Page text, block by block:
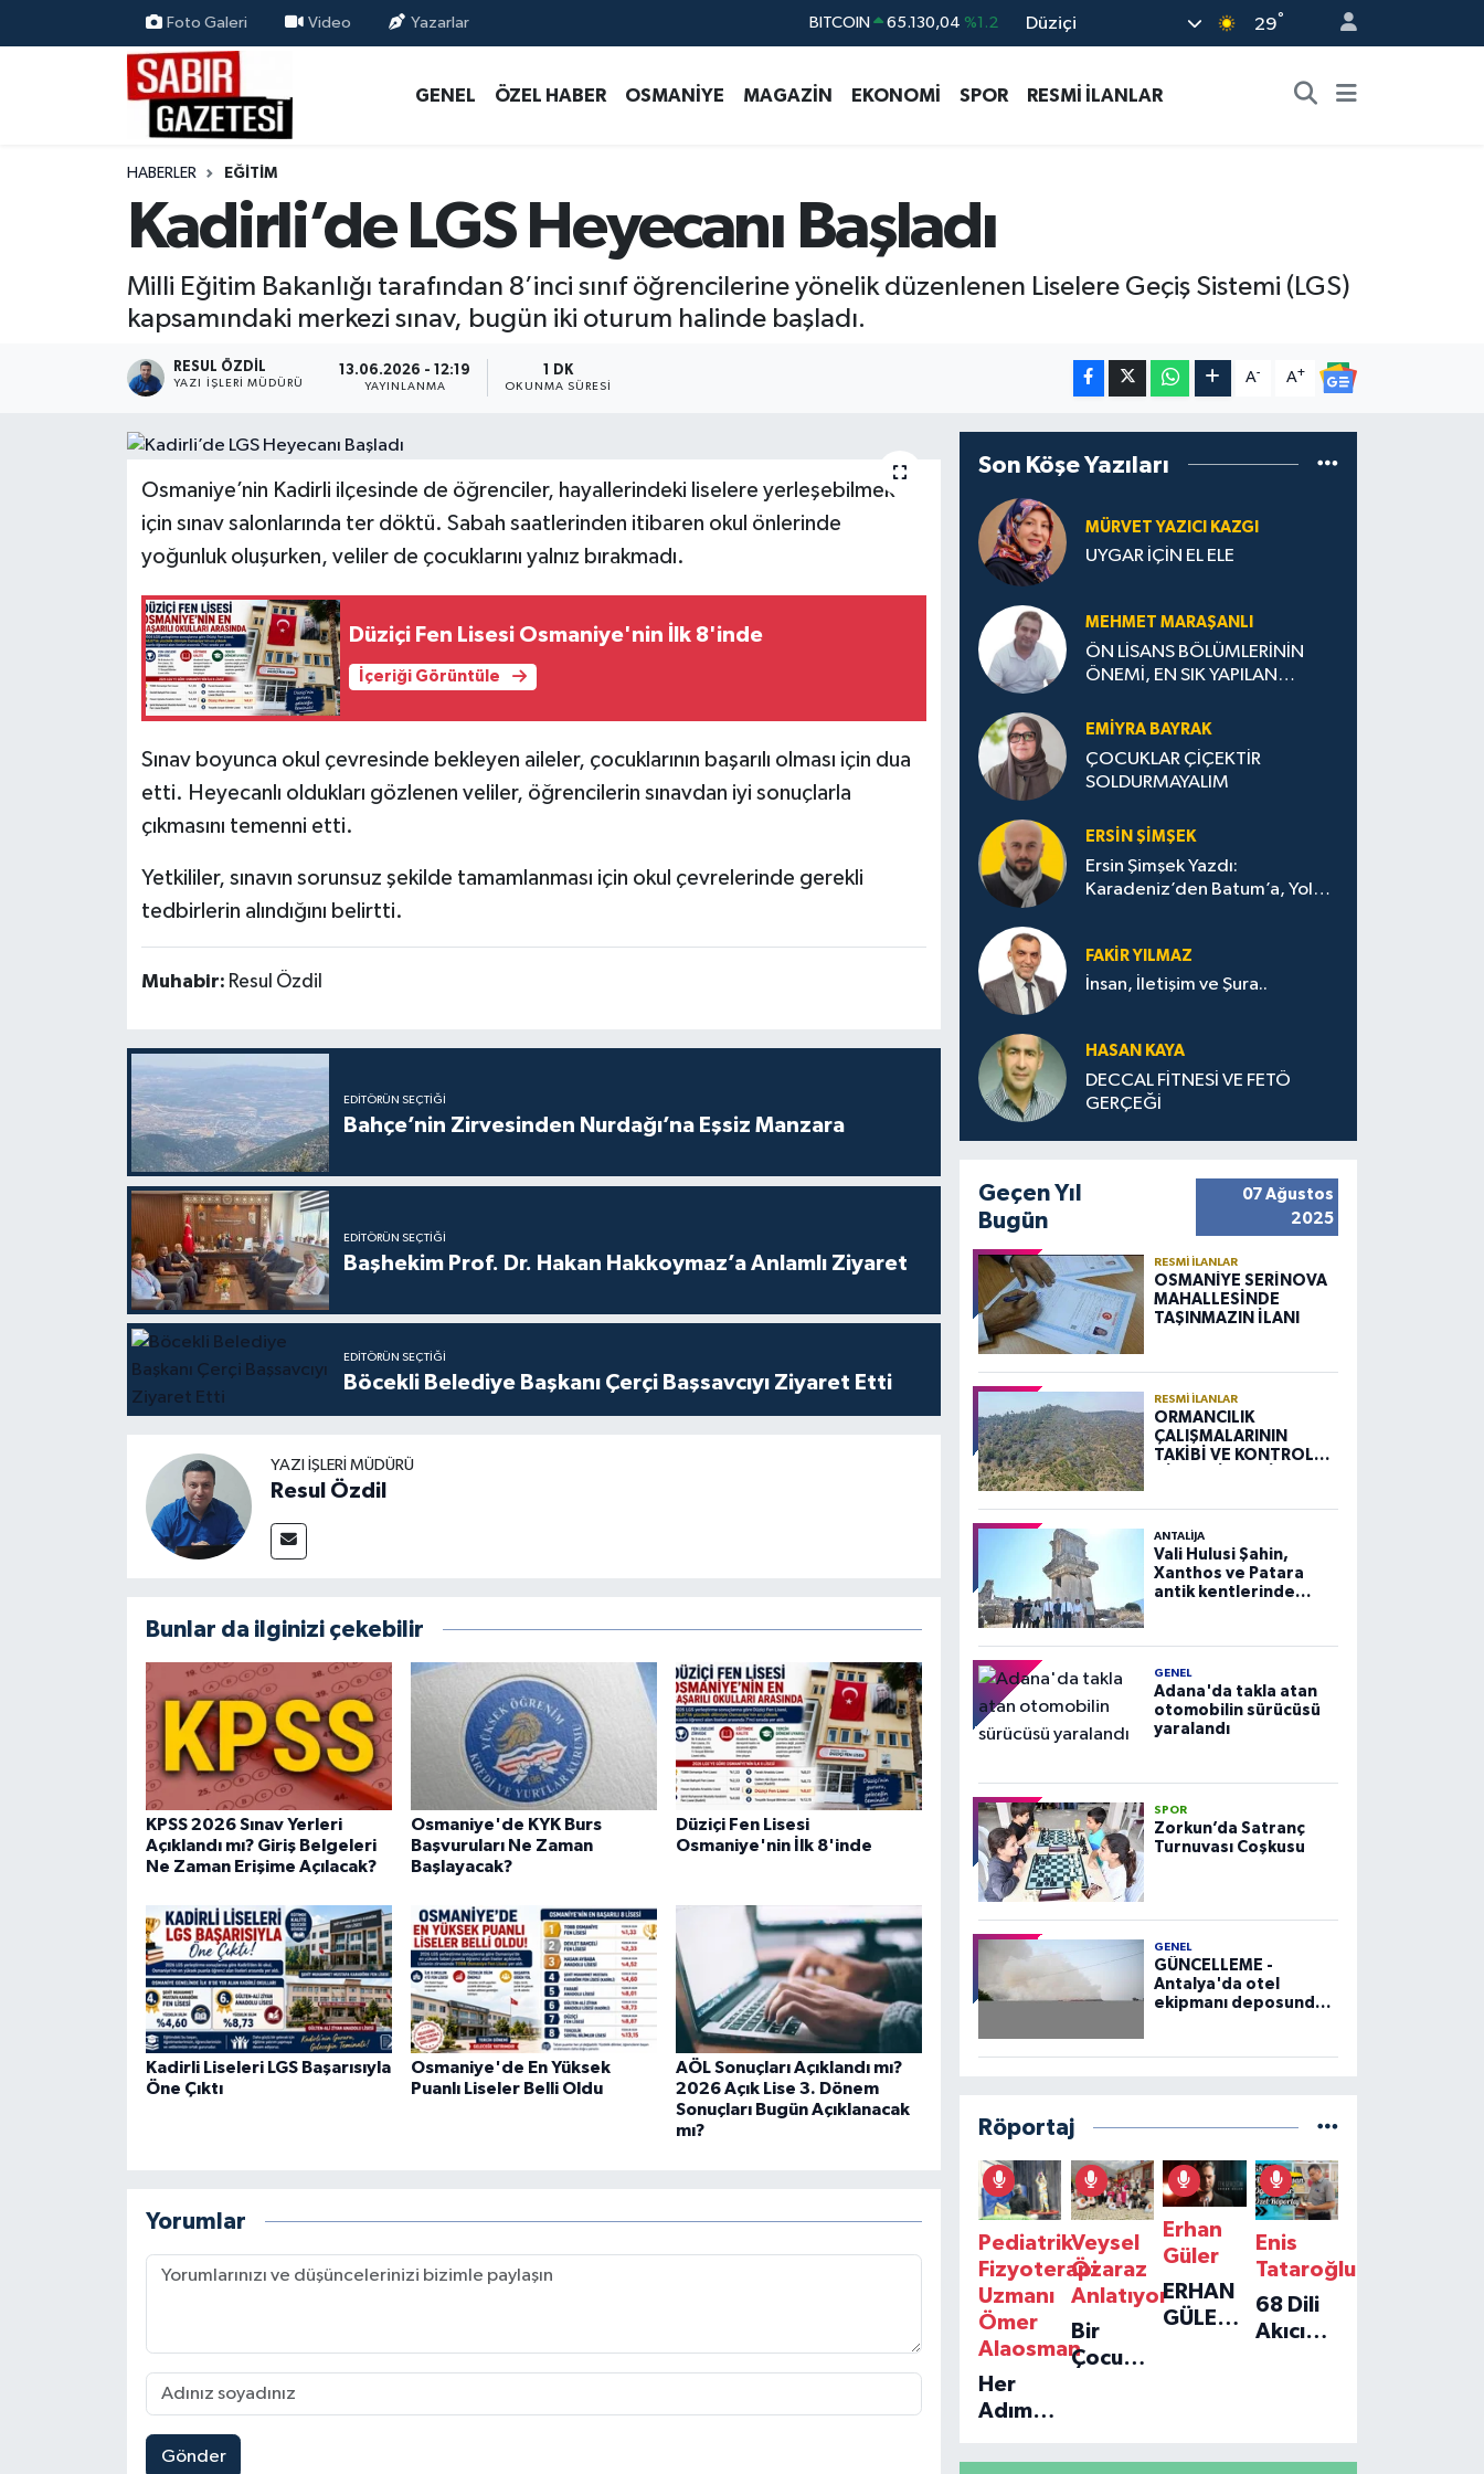
Foto Galeri Video Yazarlar DOLAR 47,7106 %0.17
STERLİN 64,4046 %0.35
Düziçi 29°
GENEL ÖZEL HABER OSMANİYE MAGAZİN EKONOMİ SPOR RESMİ İLANLAR
HABERLER EĞITIM
Kadirli’de LGS Heyecanı Başladı
Milli Eğitim Bakanlığı tarafından 8’inci sınıf öğrencilerine yönelik düzenlenen Liselere Geçiş Sistemi (LGS)
kapsamındaki merkezi sınav, bugün iki oturum halinde başladı.
RESUL ÖZDIL
YAZI İŞLERI MÜDÜRÜ
13.06.2026 - 12:19
YAYINLANMA
1 DK
OKUNMA SÜRESI
A- A+
Osmaniye’nin Kadirli ilçesinde de öğrenciler, hayallerindeki liselere yerleşebilmek
için sınav salonlarında ter döktü. Sabah saatlerinden itibaren okul önlerinde
yoğunluk oluşurken, veliler de çocuklarını yalnız bırakmadı.
Düziçi Fen Lisesi Osmaniye'nin İlk 8'inde
İçeriği Görüntüle
Sınav boyunca okul çevresinde bekleyen aileler, çocuklarının başarılı olması için dua
etti. Heyecanlı oldukları gözlenen veliler, öğrencilerin sınavdan iyi sonuçlarla
çıkmasını temenni etti.
Yetkililer, sınavın sorunsuz şekilde tamamlanması için okul çevrelerinde gerekli
tedbirlerin alındığını belirtti.
Muhabir: Resul Özdil
EDITÖRÜN SEÇTIĞI
Bahçe’nin Zirvesinden Nurdağı’na Eşsiz Manzara
EDITÖRÜN SEÇTIĞI
Başhekim Prof. Dr. Hakan Hakkoymaz’a Anlamlı Ziyaret
EDITÖRÜN SEÇTIĞI
Böcekli Belediye Başkanı Çerçi Başsavcıyı Ziyaret Etti
YAZI İŞLERI MÜDÜRÜ
Resul Özdil
Bunlar da ilginizi çekebilir
KPSS 2026 Sınav Yerleri
Açıklandı mı? Giriş Belgeleri
Ne Zaman Erişime Açılacak?
Osmaniye'de KYK Burs
Başvuruları Ne Zaman
Başlayacak?
Düziçi Fen Lisesi
Osmaniye'nin İlk 8'inde
Kadirli Liseleri LGS Başarısıyla
Öne Çıktı
Osmaniye'de En Yüksek
Puanlı Liseler Belli Oldu
AÖL Sonuçları Açıklandı mı?
2026 Açık Lise 3. Dönem
Sonuçları Bugün Açıklanacak
mı?
Yorumlar
Gönder
Son Köşe Yazıları
MÜRVET YAZICI KAZGI
UYGAR İÇİN EL ELE
MEHMET MARAŞANLI
ÖN LİSANS BÖLÜMLERİNİN
ÖNEMİ, EN SIK YAPILAN
STRATEJİLERİ
EMIYRA BAYRAK
ÇOCUKLAR ÇİÇEKTİR
SOLDURMAYALIM
ERSIN ŞIMŞEK
Ersin Şimşek Yazdı:
Karadeniz’den Batum’a, Yolun
FAKIR YILMAZ
İnsan, İletişim ve Şura..
HASAN KAYA
DECCAL FİTNESİ VE FETÖ
GERÇEĞİ
Geçen Yıl
Bugün
07 Ağustos
2025
RESMI İLANLAR
OSMANİYE SERİNOVA
MAHALLESİNDE
TAŞINMAZIN İLANI
RESMI İLANLAR
ORMANCILIK
ÇALIŞMALARININ
TAKİBİ VE KONTROLÜ
ANTALIJA
Vali Hulusi Şahin,
Xanthos ve Patara
antik kentlerinde
GENEL
Adana'da takla atan
otomobilin sürücüsü
yaralandı
SPOR
Zorkun’da Satranç
Turnuvası Coşkusu
GENEL
GÜNCELLEME -
Antalya'da otel
ekipmanı deposunda
Röportaj
Pediatrik
Fizyoterapi
Uzmanı
Ömer
Alaosman
Her
Adım
Umut:
Veysel
Özaraz
Anlatıyor
Bir
Çocuğun
Yolculuğu
Erhan
Güler
ERHAN
GÜLER'IN
Enis
Tataroğlu
68 Dili
Akıcı
ÖZEL HABER
MAGAZİN
EKONOMİ
Osmaniye Nöbetçi Eczaneler
Osmaniye Hava Durumu
Osmaniye Trafik Yoğunluk Haritası
Süper Lig Puan Durumu ve Fikstür
Tüm Manşetler
Son Dakika Haberleri